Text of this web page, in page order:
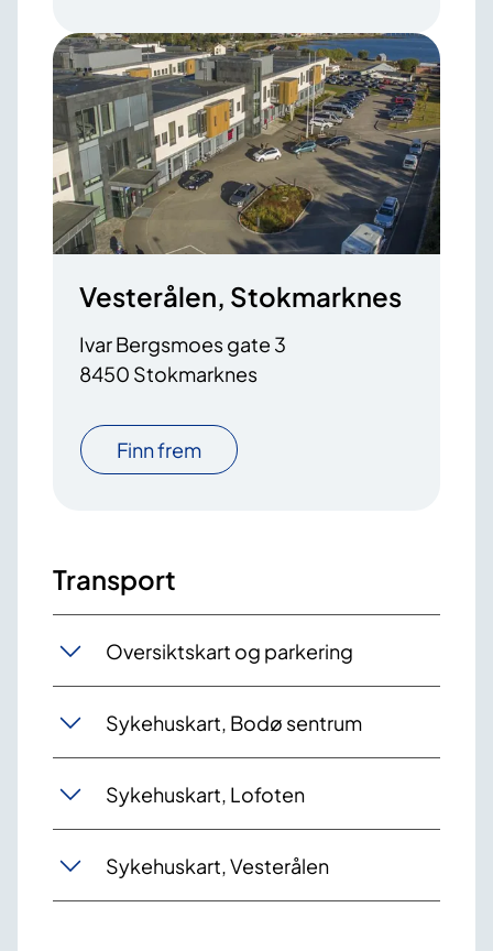
Vesterålen, Stokmarknes
Ivar Bergsmoes gate 3
8450 Stokmarknes
Finn frem
Transport
Oversiktskart og parkering
Sykehuskart, Bodø sentrum
Sykehuskart, Lofoten
Sykehuskart, Vesterålen